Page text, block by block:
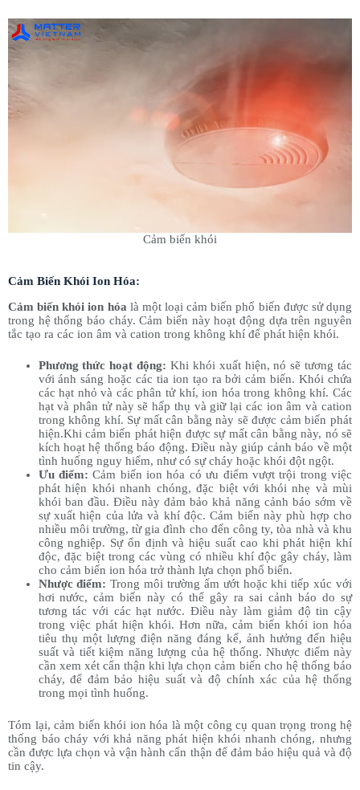
Cảm biến khói
Cảm Biến Khói Ion Hóa:
Cảm biến khói ion hóa là một loại cảm biến phổ biến được sử dụng
trong hệ thống báo cháy. Cảm biến này hoạt động dựa trên nguyên
tắc tạo ra các ion âm và cation trong không khí để phát hiện khói.
Phương thức hoạt động: Khi khói xuất hiện, nó sẽ tương tác
với ánh sáng hoặc các tia ion tạo ra bởi cảm biến. Khói chứa
các hạt nhỏ và các phân tử khí, ion hóa trong không khí. Các
hạt và phân tử này sẽ hấp thụ và giữ lại các ion âm và cation
trong không khí. Sự mất cân bằng này sẽ được cảm biến phát
hiện.Khi cảm biến phát hiện được sự mất cân bằng này, nó sẽ
kích hoạt hệ thống báo động. Điều này giúp cảnh báo về một
tình huống nguy hiểm, như có sự cháy hoặc khói đột ngột.
Ưu điểm:Cảm biến ion hóa có ưu điểm vượt trội trong việc
phát hiện khói nhanh chóng, đặc biệt với khói nhẹ và mùi
khói ban đầu. Điều này đảm bảo khả năng cảnh báo sớm về
sự xuất hiện của lửa và khí độc. Cảm biến này phù hợp cho
nhiều môi trường, từ gia đình cho đến công ty, tòa nhà và khu
công nghiệp. Sự ổn định và hiệu suất cao khi phát hiện khí
độc, đặc biệt trong các vùng có nhiều khí độc gây cháy, làm
cho cảm biến ion hóa trở thành lựa chọn phổ biến.
Nhược điểm:Trong môi trường ẩm ướt hoặc khi tiếp xúc với
hơi nước, cảm biến này có thể gây ra sai cảnh báo do sự
tương tác với các hạt nước. Điều này làm giảm độ tin cậy
trong việc phát hiện khói. Hơn nữa, cảm biến khói ion hóa
tiêu thụ một lượng điện năng đáng kể, ảnh hưởng đến hiệu
suất và tiết kiệm năng lượng của hệ thống. Nhược điểm này
cần xem xét cẩn thận khi lựa chọn cảm biến cho hệ thống báo
cháy, để đảm bảo hiệu suất và độ chính xác của hệ thống
trong mọi tình huống.
Tóm lại, cảm biến khói ion hóa là một công cụ quan trọng trong hệ
thống báo cháy với khả năng phát hiện khói nhanh chóng, nhưng
cần được lựa chọn và vận hành cẩn thận để đảm bảo hiệu quả và độ
tin cậy.